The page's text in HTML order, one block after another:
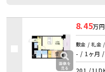
8.45万円
敷金 / 礼金
- / 1ヶ月 /